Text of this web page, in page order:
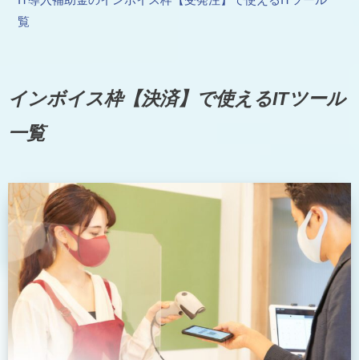
覧
インボイス枠【決済】で使えるITツール
一覧